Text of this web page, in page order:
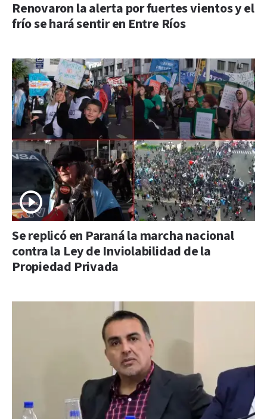
Renovaron la alerta por fuertes vientos y el
frío se hará sentir en Entre Ríos
Se replicó en Paraná la marcha nacional
contra la Ley de Inviolabilidad de la
Propiedad Privada